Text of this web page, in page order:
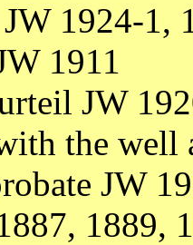
1924-1,
1911
JW
the well
JW
1889,